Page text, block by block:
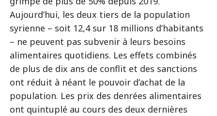
Aujourd’hui, les deux tiers de la population
syrienne – soit 12,4 sur 18 millions d’habitants
– ne peuvent pas subvenir à leurs besoins
alimentaires quotidiens. Les effets combinés
de plus de dix ans de conflit et des sanctions
ont réduit à néant le pouvoir d’achat de la
population. Les prix des denrées alimentaires
ont quintuplé au cours des deux dernières